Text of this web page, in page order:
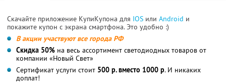
Скачайте приложение КупиКупона для IOS или Android и
покажите купон с экрана смартфона. Это удобно :)
В акции участвуют все города РФ
Скидка 50% на весь ассортимент светодиодных товаров от
компании «Новый Свет»
Сертификат услуги стоит 500 р. вместо 1000 р. И никаких
доплат!